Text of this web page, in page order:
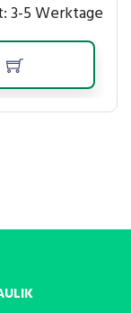
3-5 Werktage